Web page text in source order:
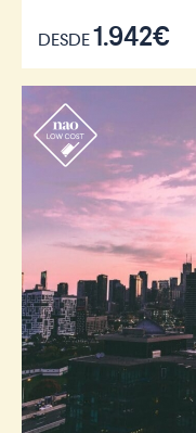
DESDE1.942€
r